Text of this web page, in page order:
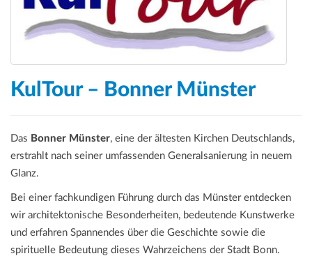
KulTour – Bonner Münster
Das Bonner Münster, eine der ältesten Kirchen Deutschlands,
erstrahlt nach seiner umfassenden Generalsanierung in neuem
Glanz.
Bei einer fachkundigen Führung durch das Münster entdecken
wir architektonische Besonderheiten, bedeutende Kunstwerke
und erfahren Spannendes über die Geschichte sowie die
spirituelle Bedeutung dieses Wahrzeichens der Stadt Bonn.